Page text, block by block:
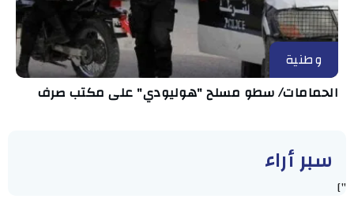
وطنية
الحمامات/ سطو مسلح "هوليودي" على مكتب صرف
سبر أراء
"]